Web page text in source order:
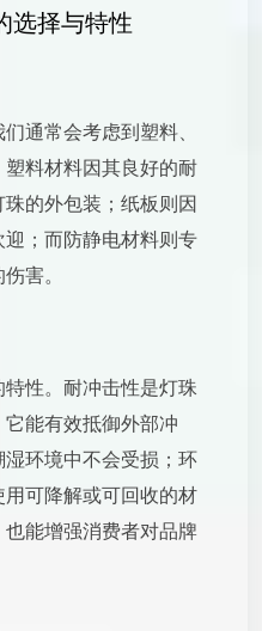
选择与特性
通常会考虑到塑料、
料材料因其良好的耐
的外包装；纸板则因
；而防静电材料则专
害。
性。耐冲击性是灯珠
能有效抵御外部冲
环境中不会受损；环
可降解或可回收的材
能增强消费者对品牌